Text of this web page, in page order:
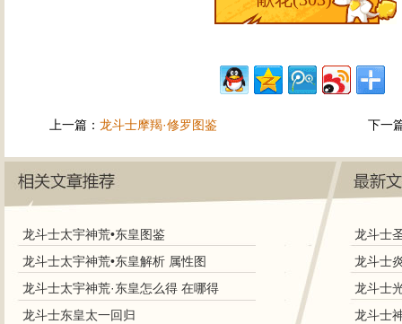
上一篇： 龙斗士摩羯·修罗图鉴 下一
龙斗士太宇神荒•东皇图鉴
龙斗士太宇神荒•东皇解析 属性图
龙斗士太宇神荒·东皇怎么得 在哪得
龙斗士东皇太一回归